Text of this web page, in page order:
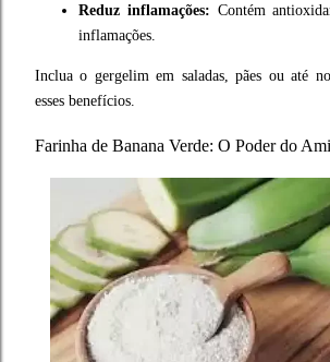
Reduz inflamações: Contém
inflamações.
Inclua o gergelim em saladas, pães ou até
esses benefícios.
Farinha de Banana Verde: O Poder do